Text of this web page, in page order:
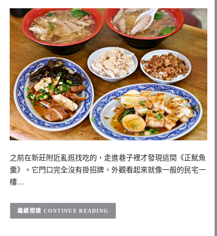
之前在新莊附近亂逛找吃的，走進巷子裡才發現這間《正魷魚
羹》。它門口完全沒有掛招牌，外觀看起來就像一般的民宅一
樓…
CONTINUE READING